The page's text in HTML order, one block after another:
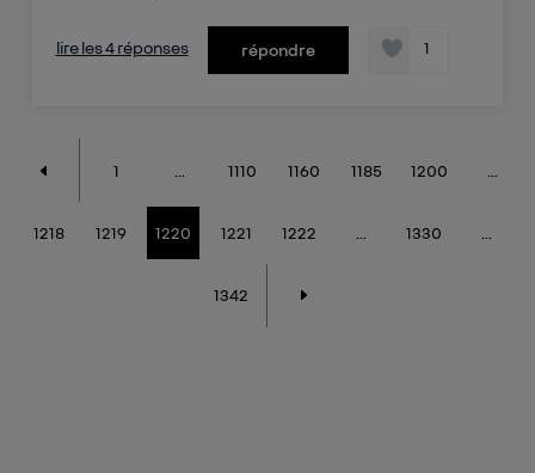
lire les 4 réponses répondre 1
1 1110 1160 1185 1200
1218 1219 1220 1221 1222 1330
1342